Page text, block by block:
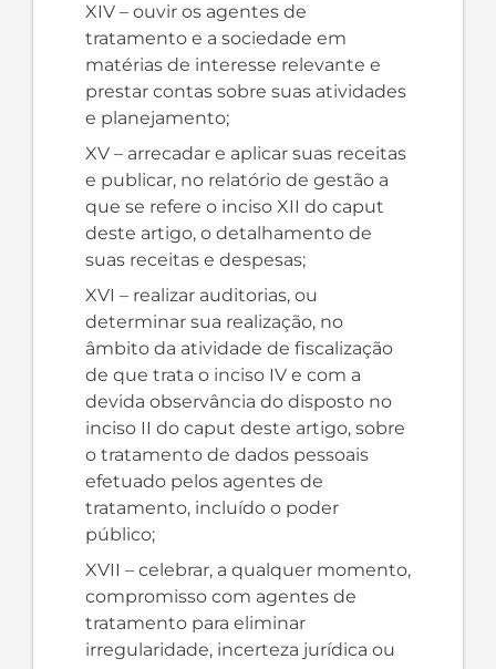
XIV – ouvir os agentes de
tratamento e a sociedade em
matérias de interesse relevante e
prestar contas sobre suas atividades
e planejamento;
XV – arrecadar e aplicar suas receitas
e publicar, no relatório de gestão a
que se refere o inciso XII do caput
deste artigo, o detalhamento de
suas receitas e despesas;
XVI – realizar auditorias, ou
determinar sua realização, no
âmbito da atividade de fiscalização
de que trata o inciso IV e com a
devida observância do disposto no
inciso II do caput deste artigo, sobre
o tratamento de dados pessoais
efetuado pelos agentes de
tratamento, incluído o poder
público;
XVII – celebrar, a qualquer momento,
compromisso com agentes de
tratamento para eliminar
irregularidade, incerteza jurídica ou